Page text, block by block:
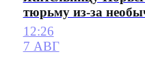
тюрьму из-за
12:26
7 АВГ